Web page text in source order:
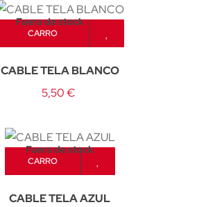
Fuera de stock
CARRO
CABLE TELA BLANCO
5,50 €
Fuera de stock
CARRO
CABLE TELA AZUL